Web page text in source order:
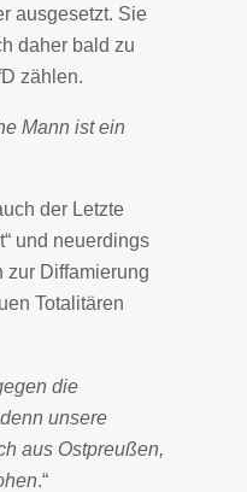
ausgesetzt. Sie
daher bald zu
zählen.
Mann ist ein
der Letzte
und neuerdings
zur Diffamierung
Totalitären
die
unsere
aus Ostpreußen,
.“